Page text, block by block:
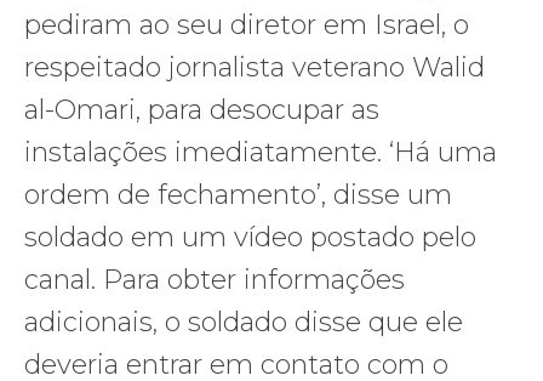
pediram ao seu diretor em Israel, o
respeitado jornalista veterano Walid
al-Omari, para desocupar as
instalações imediatamente. ‘Há uma
ordem de fechamento’, disse um
soldado em um vídeo postado pelo
canal. Para obter informações
adicionais, o soldado disse que ele
deveria entrar em contato com o